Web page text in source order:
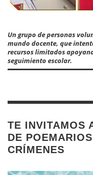
Un grupo de personas
mundo docente, que
recursos limitados
seguimiento escolar.
TE INVITAMOS
DE
CRÍMENES